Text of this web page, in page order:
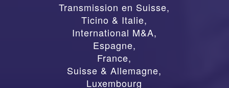
Transmission en Suisse,
Ticino & Italie,
International M&A,
Espagne,
France,
Suisse & Allemagne,
Luxembourg